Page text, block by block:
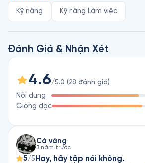
Trong một thế giới nơi những thông tin
tập trung đã trở thành chế độ mặc định
Nhưng điều gì sẽ xảy ra nếu sự mệt mỏi
tục không còn là một phần của cuộc
nếu bạn có thể bước ra khỏi bánh xe
kiểm soát thời gian và sự chú ý của
Thời Gian Hiệu Quả sẽ giúp bạn làm
Sách nói này sẽ cung cấp cho bạn một
mẹo và bí kíp có thể điều chỉnh thói
giúp bạn sống chậm lại và giành thời
Kỹ năng Kỹ năng Làm việc
Đánh Giá & Nhận Xét
4.6/5.0 (28 đánh giá)
Nội dung
Giọng đọc
Cá vàng
3 năm trước
5/5 Hay, hãy tập nói không.